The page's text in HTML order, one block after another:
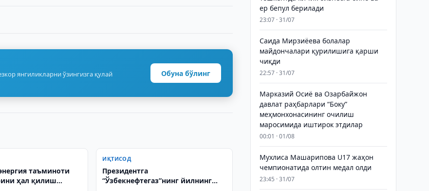
янгиликларни ўзингизга қулай
Обуна бўлинг
таъминоти
ҳал қилиш
ИҚТИСОД
Президентга
“Ўзбекнефтегаз”нинг йилнинг
ер бепул берилади
23:07 · 31/07
Саида Мирзиёева болалар
майдончалари қурилишига қарши
чиқди
22:57 · 31/07
Марказий Осиё ва Озарбайжон
давлат раҳбарлари “Боку”
меҳмонхонасининг очилиш
маросимида иштирок этдилар
00:01 · 01/08
Мухлиса Машарипова U17 жаҳон
чемпионатида олтин медал олди
23:45 · 31/07